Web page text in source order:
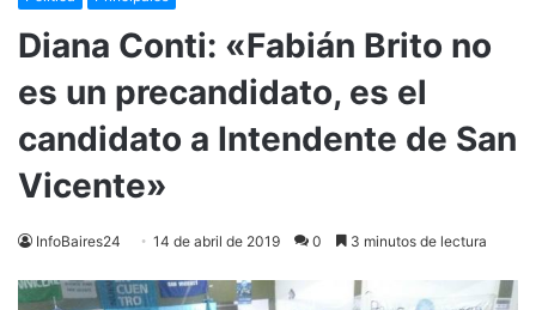
Diana Conti: «Fabián Brito no
es un precandidato, es el
candidato a Intendente de San
Vicente»
InfoBaires24 14 de abril de 2019 0 3 minutos de lectura